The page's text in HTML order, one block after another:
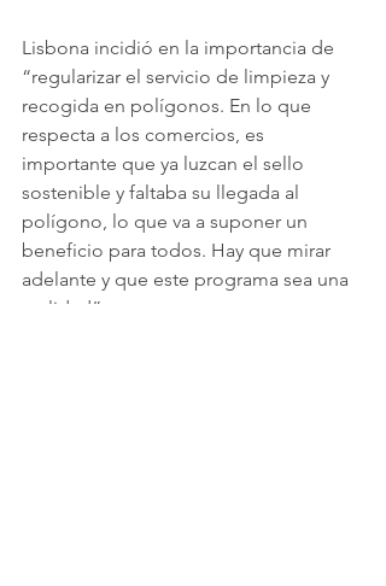
Lisbona incidió en la importancia de
“regularizar el servicio de limpieza y
recogida en polígonos. En lo que
respecta a los comercios, es
importante que ya luzcan el sello
sostenible y faltaba su llegada al
polígono, lo que va a suponer un
beneficio para todos. Hay que mirar
adelante y que este programa sea una
realidad”.